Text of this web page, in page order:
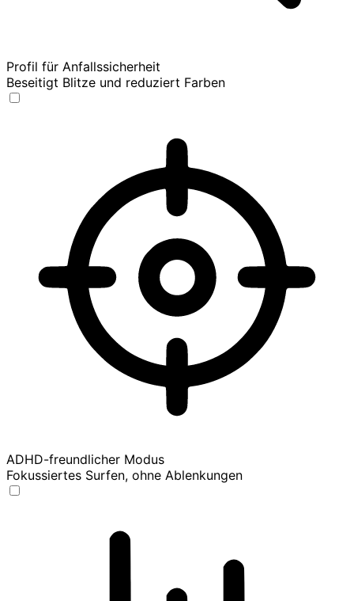
Profil für Anfallssicherheit
Beseitigt Blitze und reduziert Farben
ADHD-freundlicher Modus
Fokussiertes Surfen, ohne Ablenkungen